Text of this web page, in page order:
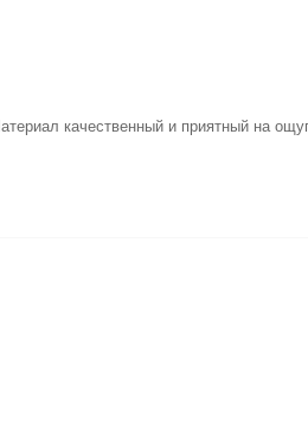
качественный и приятный на